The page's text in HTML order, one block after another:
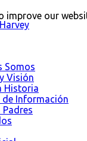
Somos
Visión
Historia
de Información
Padres
improve our